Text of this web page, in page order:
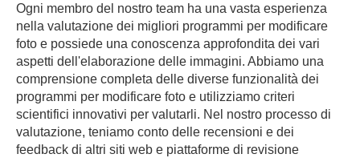
Ogni membro del nostro team ha una vasta esperienza
nella valutazione dei migliori programmi per modificare
foto e possiede una conoscenza approfondita dei vari
aspetti dell'elaborazione delle immagini. Abbiamo una
comprensione completa delle diverse funzionalità dei
programmi per modificare foto e utilizziamo criteri
scientifici innovativi per valutarli. Nel nostro processo di
valutazione, teniamo conto delle recensioni e dei
feedback di altri siti web e piattaforme di revisione